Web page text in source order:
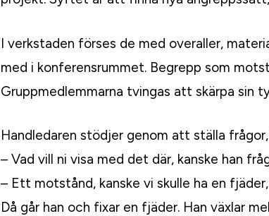
I verkstaden förses de med overaller,
med i konferensrummet. Begrepp som
Gruppmedlemmarna tvingas att skärpa sin
Handledaren stödjer genom att ställa
– Vad vill ni visa med det där, kanske han
– Ett motstånd, kanske vi skulle ha en
Då går han och fixar en fjäder. Han växlar